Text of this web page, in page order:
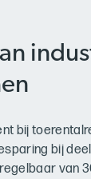
bij
bij
van